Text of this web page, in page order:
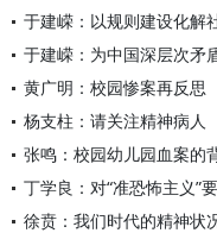
于建嵘：以规则建设化解
于建嵘：为中国深层次矛
黄广明：校园惨案再反思
杨支柱：请关注精神病人
张鸣：校园幼儿园血案的
丁学良：对“准恐怖主义”
徐贲：我们时代的精神状